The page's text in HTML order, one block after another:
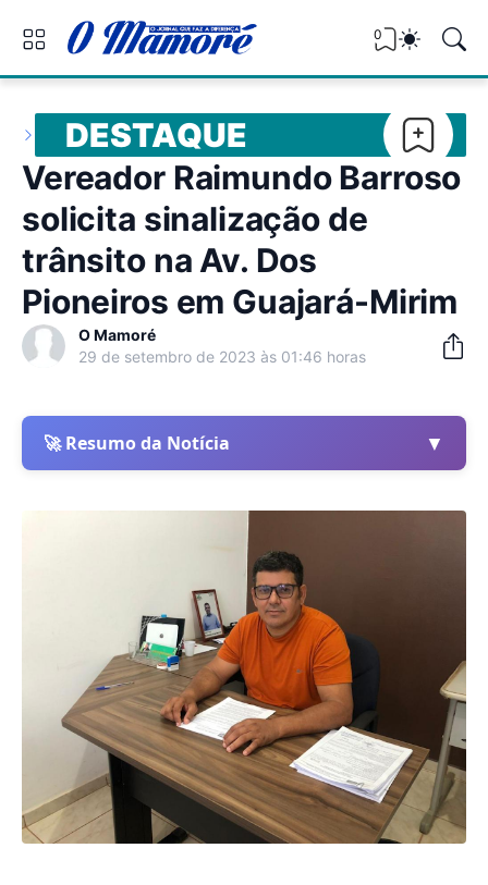
0
DESTAQUE
Vereador Raimundo Barroso
solicita sinalização de
trânsito na Av. Dos
Pioneiros em Guajará-Mirim
O Mamoré
29 de setembro de 2023 às 01:46 horas
🚀 Resumo da Notícia ▼